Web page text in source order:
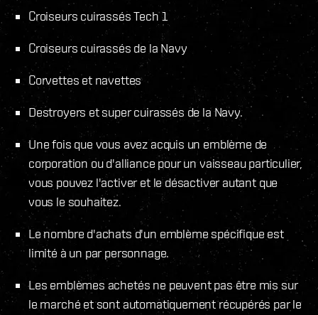
Croiseurs cuirassés Tech 1
Croiseurs cuirassés de la Navy
Corvettes et navettes
Destroyers et super cuirassés de la Navy.
Une fois que vous avez acquis un emblème de
corporation ou d'alliance pour un vaisseau particulier,
vous pouvez l'activer et le désactiver autant que
vous le souhaitez.
Le nombre d'achats d'un emblème spécifique est
limité à un par personnage.
Les emblèmes achetés ne peuvent pas être mis sur
le marché et sont automatiquement récupérés par le